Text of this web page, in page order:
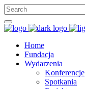
Home
Fundacja
Wydarzenia
Konferencje
Spotkania